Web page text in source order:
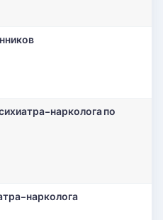
нарколога по
нарколога